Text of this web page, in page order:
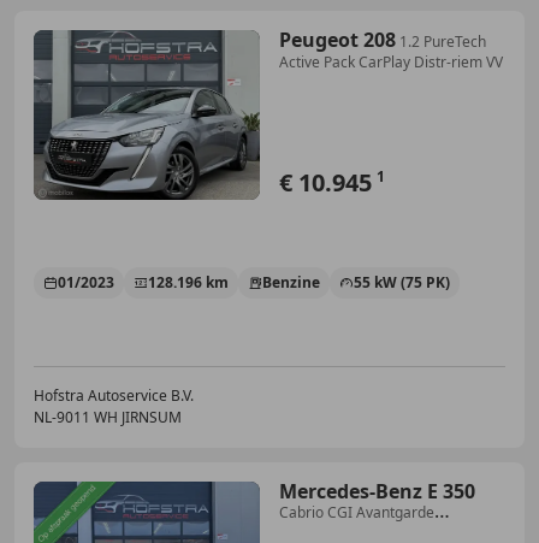
Peugeot 208 1.2 PureTech
Active Pack CarPlay Distr-riem VV
€ 10.945 1
01/2023 128.196 km Benzine 55 kW (75 PK)
Hofstra Autoservice B.V.
NL-9011 WH JIRNSUM
Mercedes-Benz E 350
Cabrio CGI Avantgarde